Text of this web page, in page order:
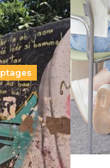
victimes
et des